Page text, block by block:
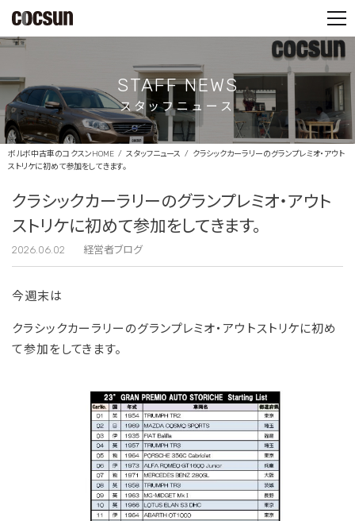
STAFF NEWS
スタッフニュース
ボルボ中古車のコクスンHOME スタッフニュース
クラシックカーラリーのグランプレミオ・アウト
ストリケに初めて参加をしてきます。
クラシックカーラリーのグランプレミオ・アウト
ストリケに初めて参加をしてきます。
2026.06.02 経営者ブログ
今週末は
クラシックカーラリーのグランプレミオ・アウトストリケに初め
て参加をしてきます。